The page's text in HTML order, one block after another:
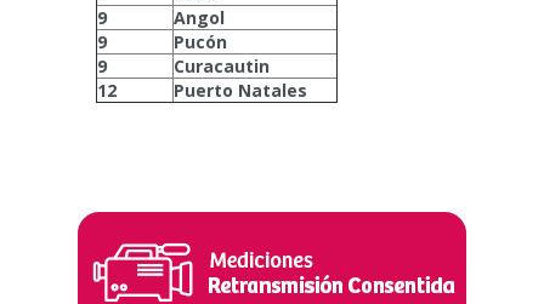
9
Angol
9
Pucón
9
Curacautin
12
Puerto Natales